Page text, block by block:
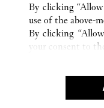
NOTRE
CARRIERES
FIND A BOUTIQUE
CONDITIONS
POLITIQUE DE
By clicking
use of the above-
By clicking
your consent to